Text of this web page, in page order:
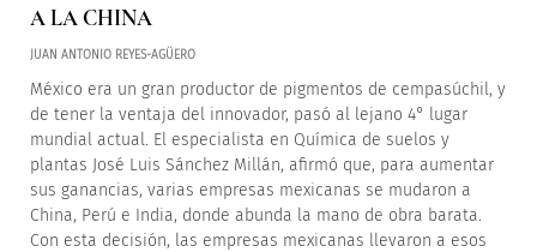
A LA CHINA
JUAN ANTONIO REYES-AGÜERO
México era un gran productor de pigmentos de cempasúchil, y
de tener la ventaja del innovador, pasó al lejano 4° lugar
mundial actual. El especialista en Química de suelos y
plantas José Luis Sánchez Millán, afirmó que, para aumentar
sus ganancias, varias empresas mexicanas se mudaron a
China, Perú e India, donde abunda la mano de obra barata.
Con esta decisión, las empresas mexicanas llevaron a esos